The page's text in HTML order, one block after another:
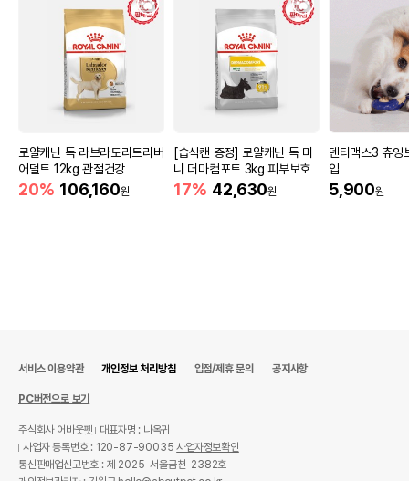
로얄캐닌 독 라브라도리트리버
어덜트 12kg 관절건강
20% 106,160원
[습식캔 증정] 로얄캐닌 독 미
니 더마컴포트 3kg 피부보호
17% 42,630원
덴티맥스3 츄잉
입
5,900원
서비스 이용약관 개인정보 처리방침 입점/제휴 문의 공지사항
PC버전으로 보기
주식회사 어바웃펫
대표자명 : 나옥귀
사업자 등록번호 : 120-87-90035사업자정보확인
통신판매업신고번호 : 제 2025-서울금천-2382호